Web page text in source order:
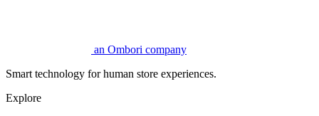
an Ombori company
Smart technology for human store experiences.
Explore